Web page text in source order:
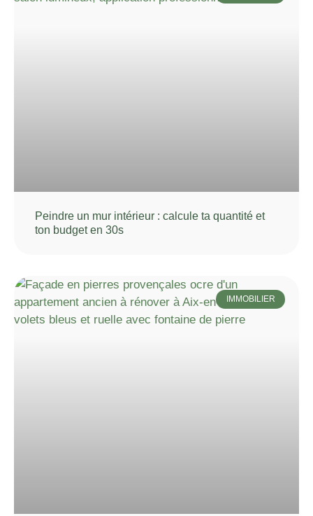
Peindre un mur intérieur : calcule ta quantité et
ton budget en 30s
IMMOBILIER